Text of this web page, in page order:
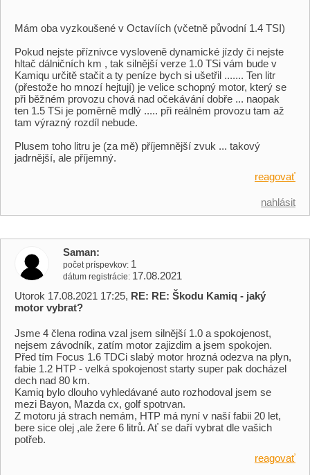
Mám oba vyzkoušené v Octavíích (včetně původní 1.4 TSI)
Pokud nejste příznivce vysloveně dynamické jízdy či nejste
hltač dálničních km , tak silnější verze 1.0 TSi vám bude v
Kamiqu určitě stačit a ty peníze bych si ušetřil ....... Ten litr
(přestože ho mnozí hejtují) je velice schopný motor, který se
při běžném provozu chová nad očekávání dobře ... naopak
ten 1.5 TSi je poměrně mdlý ..... při reálném provozu tam až
tam výrazný rozdíl nebude.
Plusem toho litru je (za mě) příjemnější zvuk ... takový
jadrnější, ale příjemný.
reagovať
nahlásit
Saman
počet príspevkov 1
dátum registrácie 17.08.2021
Utorok 17.08.2021 17:25, RE: RE: Škodu Kamiq - jaký
motor vybrat?
Jsme 4 člena rodina vzal jsem silnější 1.0 a spokojenost,
nejsem závodník, zatím motor zajizdim a jsem spokojen.
Před tím Focus 1.6 TDCi slabý motor hrozná odezva na plyn,
fabie 1.2 HTP - velká spokojenost starty super pak docházel
dech nad 80 km.
Kamiq bylo dlouho vyhledávané auto rozhodoval jsem se
mezi Bayon, Mazda cx, golf spotrvan.
Z motoru já strach nemám, HTP má nyní v naší fabii 20 let,
bere sice olej ,ale žere 6 litrů. Ať se daří vybrat dle vašich
potřeb.
reagovať